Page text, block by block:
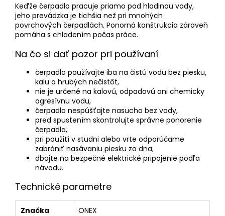
Keďže čerpadlo pracuje priamo pod hladinou vody,
jeho prevádzka je tichšia než pri mnohých
povrchových čerpadlách. Ponorná konštrukcia zároveň
pomáha s chladením počas práce.
Na čo si dať pozor pri používaní
čerpadlo používajte iba na čistú vodu bez piesku,
kalu a hrubých nečistôt,
nie je určené na kalovú, odpadovú ani chemicky
agresívnu vodu,
čerpadlo nespúšťajte nasucho bez vody,
pred spustením skontrolujte správne ponorenie
čerpadla,
pri použití v studni alebo vrte odporúčame
zabrániť nasávaniu piesku zo dna,
dbajte na bezpečné elektrické pripojenie podľa
návodu.
Technické parametre
Značka
ONEX